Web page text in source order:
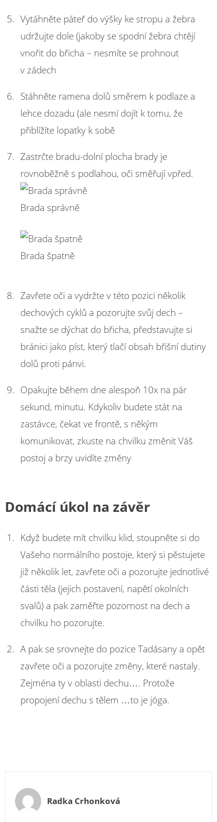
Vytáhněte páteř do výšky ke stropu a žebra
udržujte dole (jakoby se spodní žebra chtějí
vnořit do břicha – nesmíte se prohnout
v zádech
Stáhněte ramena dolů směrem k podlaze a
lehce dozadu (ale nesmí dojít k tomu, že
přiblížíte lopatky k sobě
Zastrčte bradu-dolní plocha brady je
rovnoběžně s podlahou, oči směřují vpřed.
Brada správně
Brada špatně
Zavřete oči a vydržte v této pozici několik
dechových cyklů a pozorujte svůj dech –
snažte se dýchat do břicha, představujte si
bránici jako píst, který tlačí obsah břišní dutiny
dolů proti pánvi.
Opakujte během dne alespoň 10x na pár
sekund, minutu. Kdykoliv budete stát na
zastávce, čekat ve frontě, s někým
komunikovat, zkuste na chvilku změnit Váš
postoj a brzy uvidíte změny
Domácí úkol na závěr
Když budete mít chvilku klid, stoupněte si do
Vašeho normálního postoje, který si pěstujete
již několik let, zavřete oči a pozorujte jednotlivé
části těla (jejich postavení, napětí okolních
svalů) a pak zaměřte pozornost na dech a
chvilku ho pozorujte.
A pak se srovnejte do pozice Tadásany a opět
zavřete oči a pozorujte změny, které nastaly.
Zejména ty v oblasti dechu…. Protože
propojení dechu s tělem …to je jóga.
Radka Crhonková